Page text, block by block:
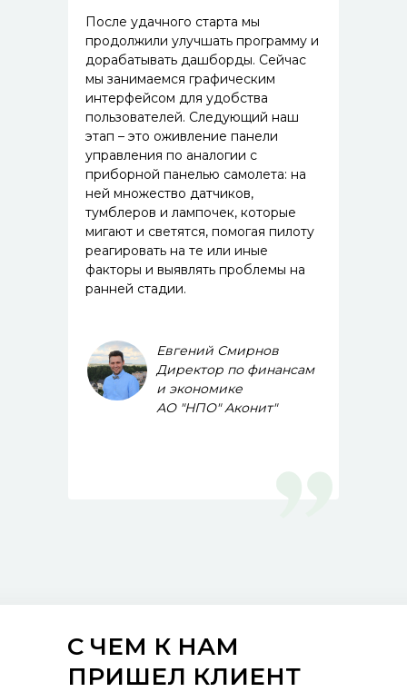
Евгений Смирнов
Директор по финансам
и экономике
АО "НПО" Аконит"
После удачного старта мы
продолжили улучшать программу и
дорабатывать дашборды. Сейчас
мы занимаемся графическим
интерфейсом для удобства
пользователей. Следующий наш
этап – это оживление панели
управления по аналогии с
приборной панелью самолета: на
ней множество датчиков,
тумблеров и лампочек, которые
мигают и светятся, помогая пилоту
реагировать на те или иные
факторы и выявлять проблемы на
ранней стадии.
С ЧЕМ К НАМ
ПРИШЕЛ КЛИЕНТ